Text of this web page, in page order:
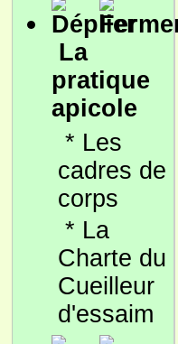
La
pratique
apicole
* Les
cadres de
corps
* La
Charte du
Cueilleur
d'essaim